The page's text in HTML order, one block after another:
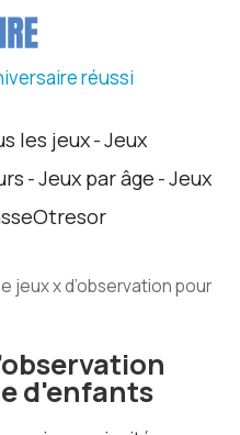
réussi
les jeux-Jeux
-Jeux par âge -Jeux
jeux x d’observation pour
d'enfants